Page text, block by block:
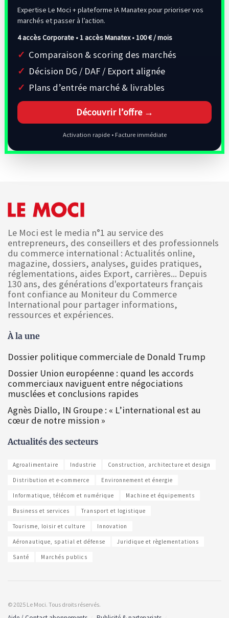
Expertise Le Moci + plateforme IA Manatex pour prioriser vos
marchés et passer à l’action.
4 accès Corporate • 1 accès Manatex •100 € / mois
Comparaison & scoring des marchés
Décision DG / DAF / Export alignée
Plans d’entrée marché & livrables
Découvrir l’offre →
Activation rapide • Facture immédiate
Le Moci est le media n°1 au service des
entrepreneurs, des conseillers et des professionnels
du commerce international : Actualités online,
magazine, dossiers, analyses, guides pratiques,
réglementations, aides Export, carrières... Depuis
130 ans, des générations d'exportateurs français
font confiance au Moniteur du Commerce
International pour partager informations,
ressources et expériences.
À la une
Dossier politique commerciale de Donald Trump
Dossier Union européenne : quand les accords
commerciaux naviguent entre négociations
musclées et conclusions rapides
Agnès Diallo, IN Groupe : « L’international est au
cœur de notre mission »
Actualités des secteurs
Agroalimentaire Industrie Construction, architecture et design
Distribution et e-commerce Environnement et énergie
Informatique, télécom et numérique Machine et équipements
Business et services Transport et logistique
Tourisme, loisir et culture Innovation
Aéronautique, spatial et défense Juridique et règlementations
Santé Marchés publics
© 2025 Le Moci. Tous droits réservés.